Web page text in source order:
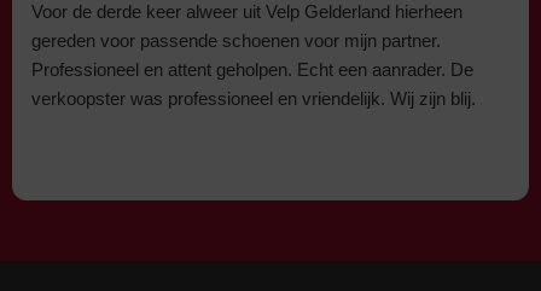
Voor de derde keer alweer uit Velp Gelderland hierheen
gereden voor passende schoenen voor mijn partner.
Professioneel en attent geholpen. Echt een aanrader. De
verkoopster was professioneel en vriendelijk. Wij zijn blij.